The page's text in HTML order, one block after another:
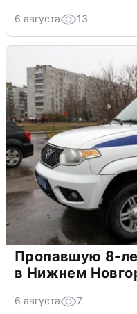
6 августа 13
Пропавшую 8-
в Нижнем
6 августа 7